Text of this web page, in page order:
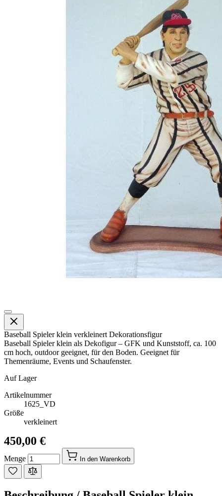
Baseball Spieler klein verkleinert Dekorationsfigur
Baseball Spieler klein als Dekofigur – GFK und Kunststoff, ca. 100
cm hoch, outdoor geeignet, für den Boden. Geeignet für
Themenräume, Events und Schaufenster.
Auf Lager
Artikelnummer
1625_VD
Größe
verkleinert
450,00 €
Menge In den Warenkorb